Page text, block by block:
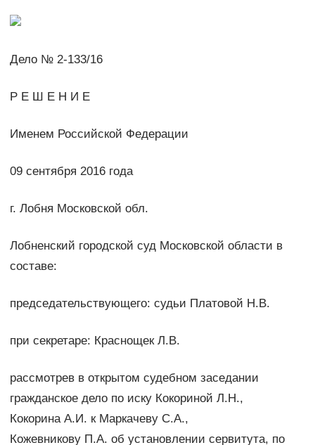
Дело № 2-133/16
Р Е Ш Е Н И Е
Именем Российской Федерации
09 сентября 2016 года
г. Лобня Московской обл.
Лобненский городской суд Московской области в
составе:
председательствующего: судьи Платовой Н.В.
при секретаре: Краснощек Л.В.
рассмотрев в открытом судебном заседании
гражданское дело по иску Кокориной Л.Н.,
Кокорина А.И. к Маркачеву С.А.,
Кожевникову П.А. об установлении сервитута, по